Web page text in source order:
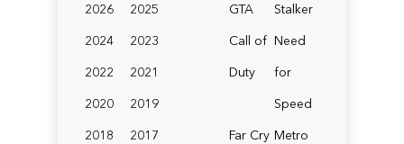
2026
2025
2024
2023
2022
2021
2020
2019
2018
2017
GTA
Stalker
Call of
Duty
Need
for
Speed
Far Cry Metro